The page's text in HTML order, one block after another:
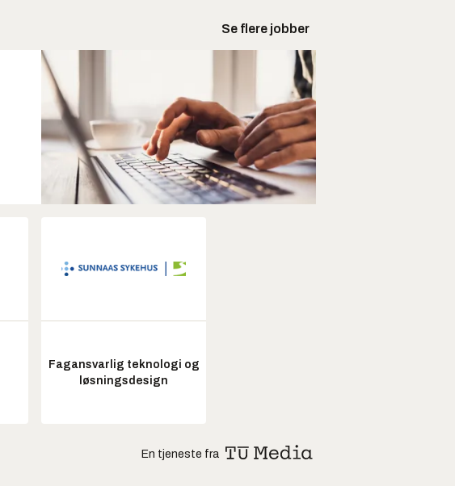
Se flere jobber
Fagansvarlig teknologi og
løsningsdesign
En tjeneste fra